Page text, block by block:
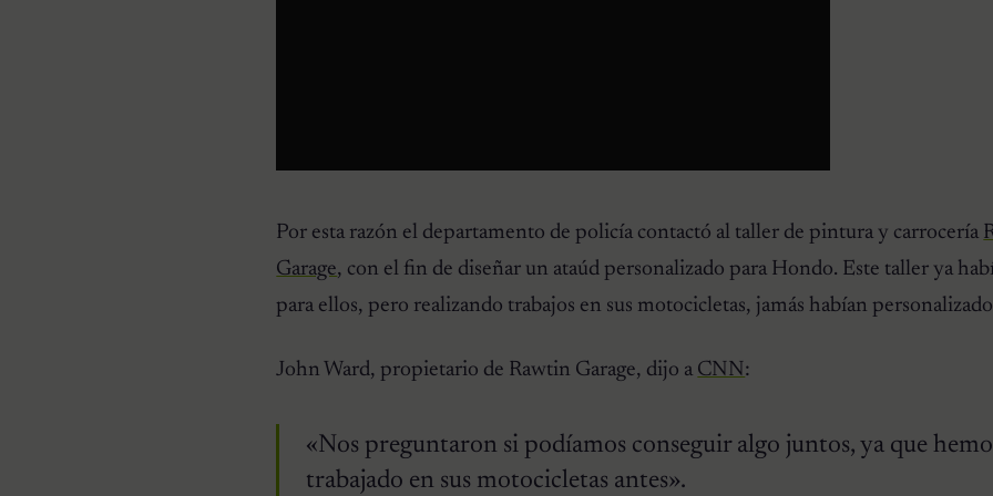
Por esta razón el departamento de policía contactó al taller de pintura y carrocería
Garage, con el fin de diseñar un ataúd personalizado para Hondo. Este taller ya
para ellos, pero realizando trabajos en sus motocicletas, jamás habían
John Ward, propietario de Rawtin Garage, dijo a CNN :
«Nos preguntaron si podíamos conseguir algo juntos, ya que
trabajado en sus motocicletas antes».